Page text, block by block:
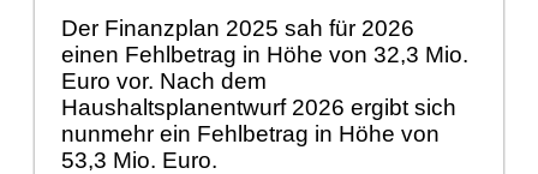
Der Finanzplan 2025 sah für 2026
einen Fehlbetrag in Höhe von 32,3 Mio.
Euro vor. Nach dem
Haushaltsplanentwurf 2026 ergibt sich
nunmehr ein Fehlbetrag in Höhe von
53,3 Mio. Euro.